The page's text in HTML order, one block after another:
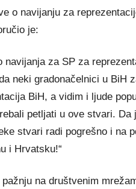
o navijanju za
je:
navijanja za SP za
neki gradonačelnici u BiH
BiH, a vidim i ljude
petljati u ove stvari. Da
stvari radi pogrešno i na
i Hrvatsku!“
na društvenim